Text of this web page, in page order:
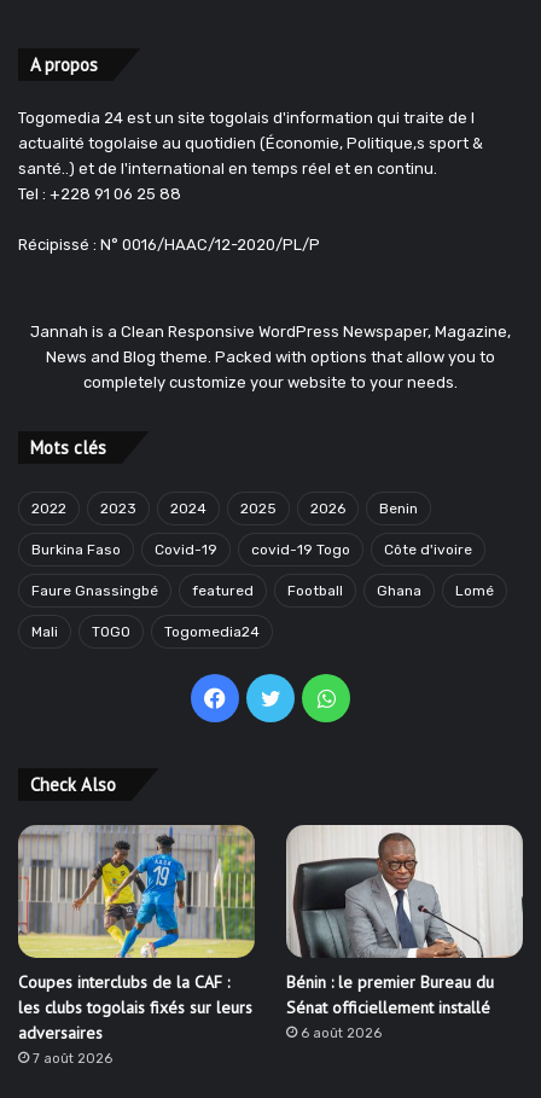
A propos
Togomedia 24 est un site togolais d'information qui traite de l
actualité togolaise au quotidien (Économie, Politique,s sport &
santé..) et de l'international en temps réel et en continu.
Tel : +228 91 06 25 88
Récipissé : N° 0016/HAAC/12-2020/PL/P
Jannah is a Clean Responsive WordPress Newspaper, Magazine,
News and Blog theme. Packed with options that allow you to
completely customize your website to your needs.
Mots clés
2022 2023 2024 2025 2026 Benin
Burkina Faso Covid-19 covid-19 Togo Côte d'ivoire
Faure Gnassingbé featured Football Ghana Lomé
Mali TOGO Togomedia24
Facebook
TwitterWhatsApp
Check Also
Coupes interclubs de la CAF :
les clubs togolais fixés sur leurs
adversaires
7 août 2026
Bénin : le premier Bureau du
Sénat officiellement installé
6 août 2026